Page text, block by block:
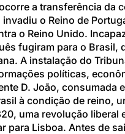
a transferência da
invadiu o Reino de
o Reino Unido.
fugiram para o Brasil,
A instalação do
políticas,
D. João, consumada
à condição de reino,
uma revolução liberal
para Lisboa. Antes de